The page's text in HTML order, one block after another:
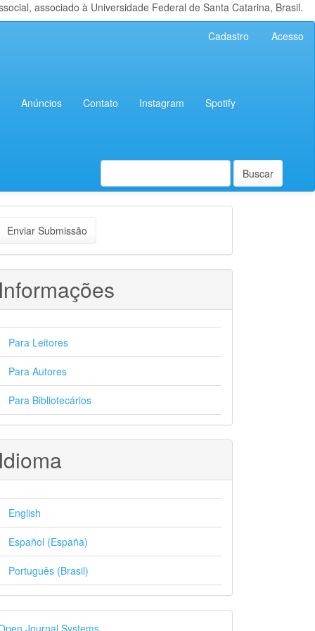
associado à Universidade Federal de Santa Catarina, Brasil.
Cadastro Acesso
Anúncios Contato Instagram Spotify
Buscar
Enviar Submissão
Para Leitores
Para Autores
Para Bibliotecários
English
Español (España)
Português (Brasil)
Journal Systems